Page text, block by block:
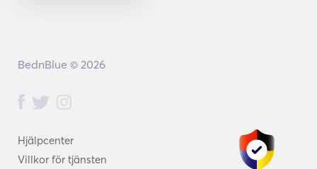
Hjälpcenter
Villkor för tjänsten
BednBlue © 2026